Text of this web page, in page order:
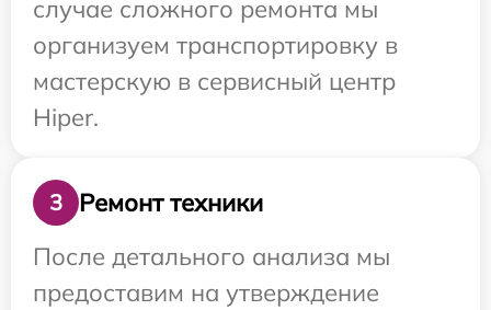
случае сложного ремонта мы
организуем транспортировку в
мастерскую в сервисный центр
Hiper.
3
Ремонт техники
После детального анализа мы
предоставим на утверждение